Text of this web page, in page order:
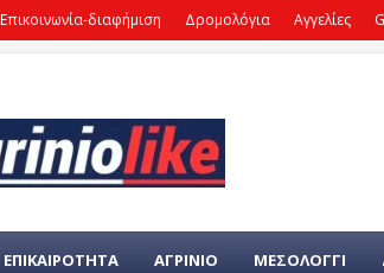
Επικοινωνία-διαφήμιση Δρομολόγια Αγγελίες
ΕΠΙΚΑΙΡΌΤΗΤΑ ΑΓΡΙΝΙΟ ΜΕΣΟΛΟΓΓΙ